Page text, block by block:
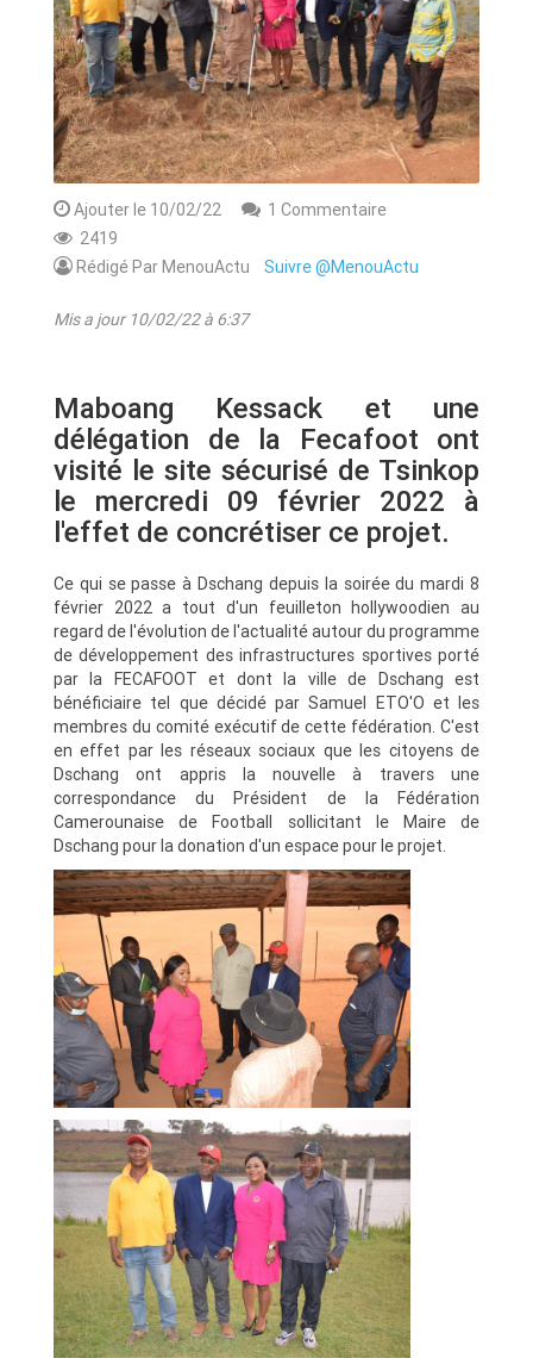
CAMEROUN
PLUS
Ajouter le 10/02/22
1 Commentaire
2419
Rédigé Par MenouActu Suivre @MenouActu
Mis a jour 10/02/22 à 6:37
Maboang Kessack et une
délégation de la Fecafoot ont
visité le site sécurisé de Tsinkop
le mercredi 09 février 2022 à
l'effet de concrétiser ce projet.
Ce qui se passe à Dschang depuis la soirée du mardi 8
février 2022 a tout d'un feuilleton hollywoodien au
regard de l'évolution de l'actualité autour du programme
de développement des infrastructures sportives porté
par la FECAFOOT et dont la ville de Dschang est
bénéficiaire tel que décidé par Samuel ETO'O et les
membres du comité exécutif de cette fédération. C'est
en effet par les réseaux sociaux que les citoyens de
Dschang ont appris la nouvelle à travers une
correspondance du Président de la Fédération
Camerounaise de Football sollicitant le Maire de
Dschang pour la donation d'un espace pour le projet.